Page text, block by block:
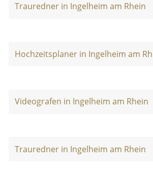
Trauredner in Ingelheim am Rhein
Hochzeitsplaner in Ingelheim am
Videografen in Ingelheim am Rhein
Trauredner in Ingelheim am Rhein